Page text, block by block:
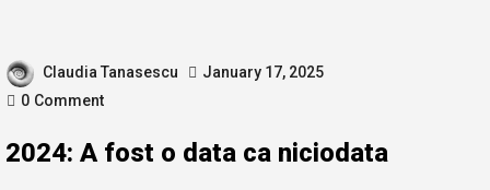
Claudia Tanasescu
January 17, 2025
0 Comment
2024: A fost o data ca niciodata